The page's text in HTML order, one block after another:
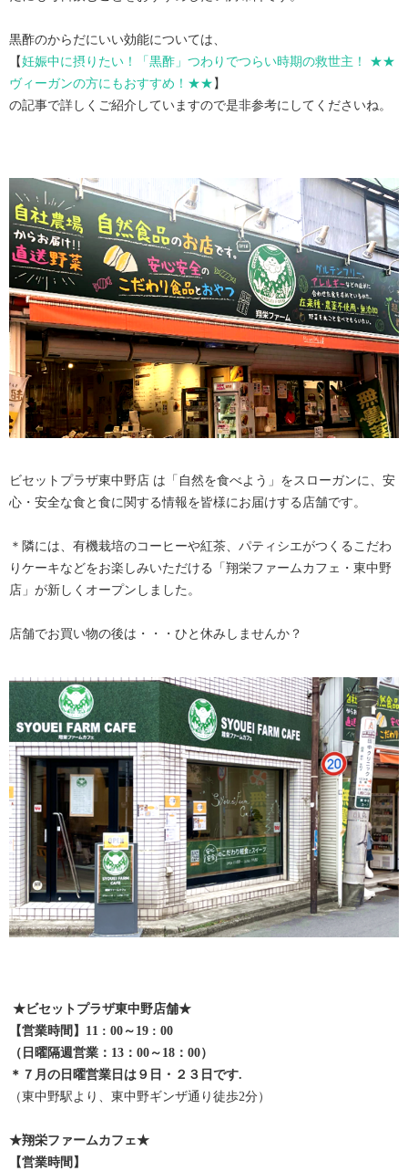
黒酢のからだにいい効能については、
【妊娠中に摂りたい！「黒酢」つわりでつらい時期の救世主！ ★★
ヴィーガンの方にもおすすめ！★★ 】
の記事で詳しくご紹介していますので是非参考にしてくださいね。
ビセットプラザ東中野店 は「自然を食べよう」をスローガンに、安
心・安全な食と食に関する情報を皆様にお届けする店舗です。
＊隣には、有機栽培のコーヒーや紅茶、パティシエがつくるこだわ
りケーキなどをお楽しみいただける「翔栄ファームカフェ・東中野
店」が新しくオープンしました。
店舗でお買い物の後は・・・ひと休みしませんか？
★ビセットプラザ東中野店舗★
【営業時間】11 : 00～19 : 00
（日曜隔週営業：13：00～18：00）
＊７ 月の日曜営業日は９日・２３日です.
（東中野駅より、東中野ギンザ通り徒歩2分）
★翔栄ファームカフェ★
【営業時間】